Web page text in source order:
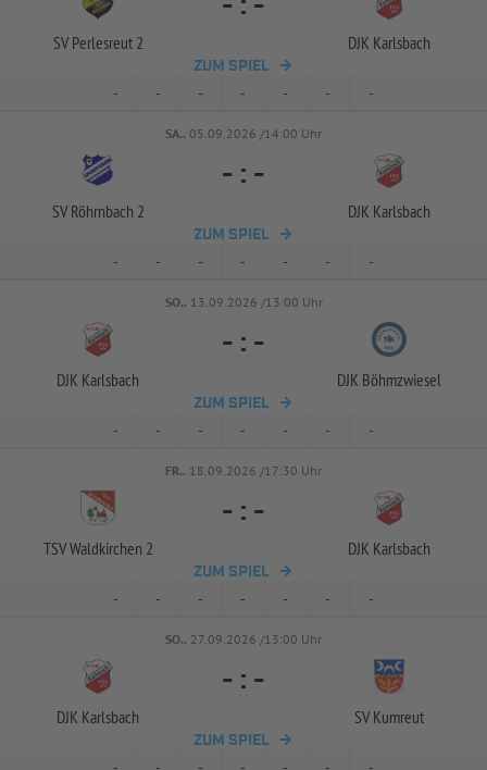
SV Perlesreut 2 DJK Karlsbach
ZUM SPIEL
- - - - - - -
SA.. 05.09.2026 /14:00 Uhr
SV Röhrnbach 2
- : -
DJK Karlsbach
ZUM SPIEL
- - - - - - -
SO.. 13.09.2026 /13:00 Uhr
DJK Karlsbach
- : -
DJK Böhmzwiesel
ZUM SPIEL
- - - - - - -
FR.. 18.09.2026 /17:30 Uhr
TSV Waldkirchen 2
- : -
DJK Karlsbach
ZUM SPIEL
- - - - - - -
SO.. 27.09.2026 /13:00 Uhr
DJK Karlsbach
- : -
SV Kumreut
ZUM SPIEL